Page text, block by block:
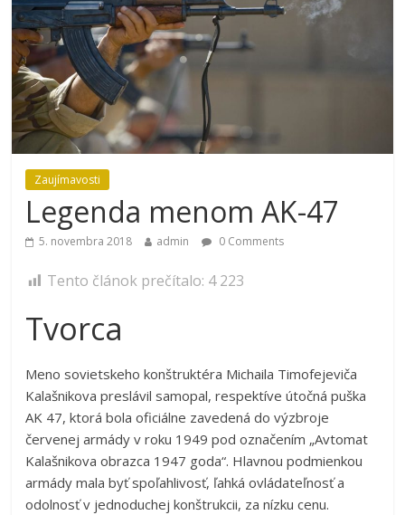
Zaujímavosti
Legenda menom AK-47
5. novembra 2018 admin 0 Comments
Tento článok prečítalo: 4 223
Tvorca
Meno sovietskeho konštruktéra Michaila Timofejeviča
Kalašnikova preslávil samopal, respektíve útočná puška
AK 47, ktorá bola oficiálne zavedená do výzbroje
červenej armády v roku 1949 pod označením „Avtomat
Kalašnikova obrazca 1947 goda“. Hlavnou podmienkou
armády mala byť spoľahlivosť, ľahká ovládateľnosť a
odolnosť v jednoduchej konštrukcii, za nízku cenu.